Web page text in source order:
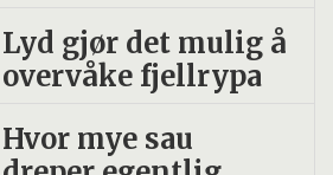
Lyd gjør det mulig å
overvåke fjellrypa
Hvor mye sau